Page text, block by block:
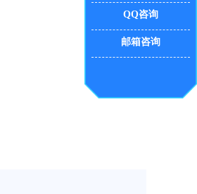
QQ咨询
邮箱咨询